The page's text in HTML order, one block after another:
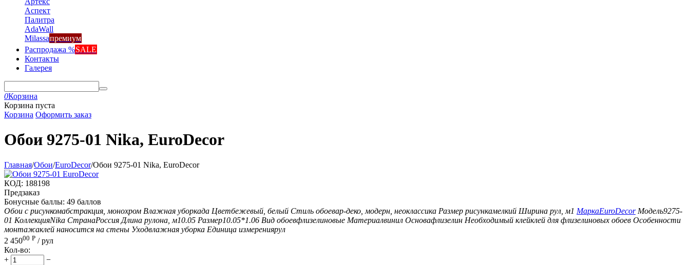
Аспект
Палитра
AdaWall
Milassaпремиум
Распродажа %SALE
Контакты
Галерея
0Корзина
Корзина пуста
Корзина Оформить заказ
Обои 9275-01 Nika, EuroDecor
Главная/Обои/EuroDecor/Обои 9275-01 Nika, EuroDecor
КОД: 188198
Предзаказ
Бонусные баллы: 49 баллов
Обои с рисункомабстракция, монохром Влажная уборкада Цветбежевый, белый Стиль обоевар-деко, модерн, неоклассика Размер рисункамелкий Ширина рул, м1 МаркаEuroDecor Модель9275-
01 КоллекцияNika СтранаРоссия Длина рулона, м10.05 Размер10.05*1.06 Вид обоевфлизелиновые Материалвинил Основафлизелин Необходимый клейклей для флизелиновых обоев Особенности
монтажаклей наносится на стены Уходвлажная уборка Единица измерениярул
2 45000 Р / рул
Кол-во:
+
−